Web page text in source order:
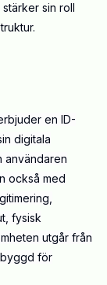
sin roll
en ID-
digitala
användaren
också med
fysisk
utgår från
byggd för